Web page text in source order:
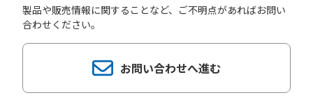
製品や販売情報に関することなど、ご不明点があればお問い
合わせください。
お問い合わせへ進む